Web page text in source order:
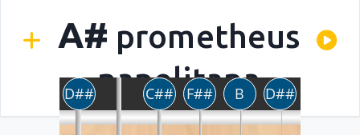
A# prometheus
napolitana